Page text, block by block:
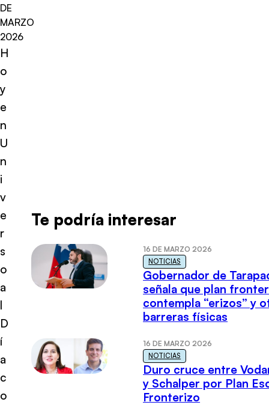
DE
MARZO
2026
H
o
y
e
n
U
n
i
v
e
r
s
o
a
l
D
í
a
c
o
Te podría interesar
16 DE MARZO 2026
NOTICIAS
Gobernador de
señala que plan
contempla “erizos” y
barreras físicas
16 DE MARZO 2026
NOTICIAS
Duro cruce entre
y Schalper por Plan
Fronterizo